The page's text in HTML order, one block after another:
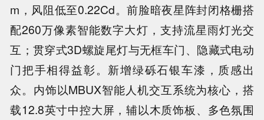
m，风阻低至0.22Cd。前脸暗夜星阵封闭格栅搭
配260万像素智能数字大灯，支持流星雨灯光交
互；贯穿式3D螺旋尾灯与无框车门、隐藏式电动
门把手相得益彰。新增绿砾石银车漆，质感出
众。内饰以MBUX智能人机交互系统为核心，搭
载12.8英寸中控大屏，辅以木质饰板、多色氛围